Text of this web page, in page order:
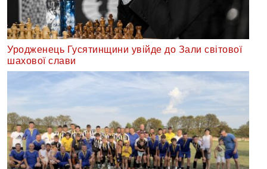
Уродженець Гусятинщини увійде до Зали світової
шахової слави